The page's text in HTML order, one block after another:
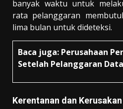
banyak waktu untuk
rata pelanggaran
lima bulan untuk dideteksi.
Baca juga: Perusahaan
Setelah Pelanggaran Data
Kerentanan dan